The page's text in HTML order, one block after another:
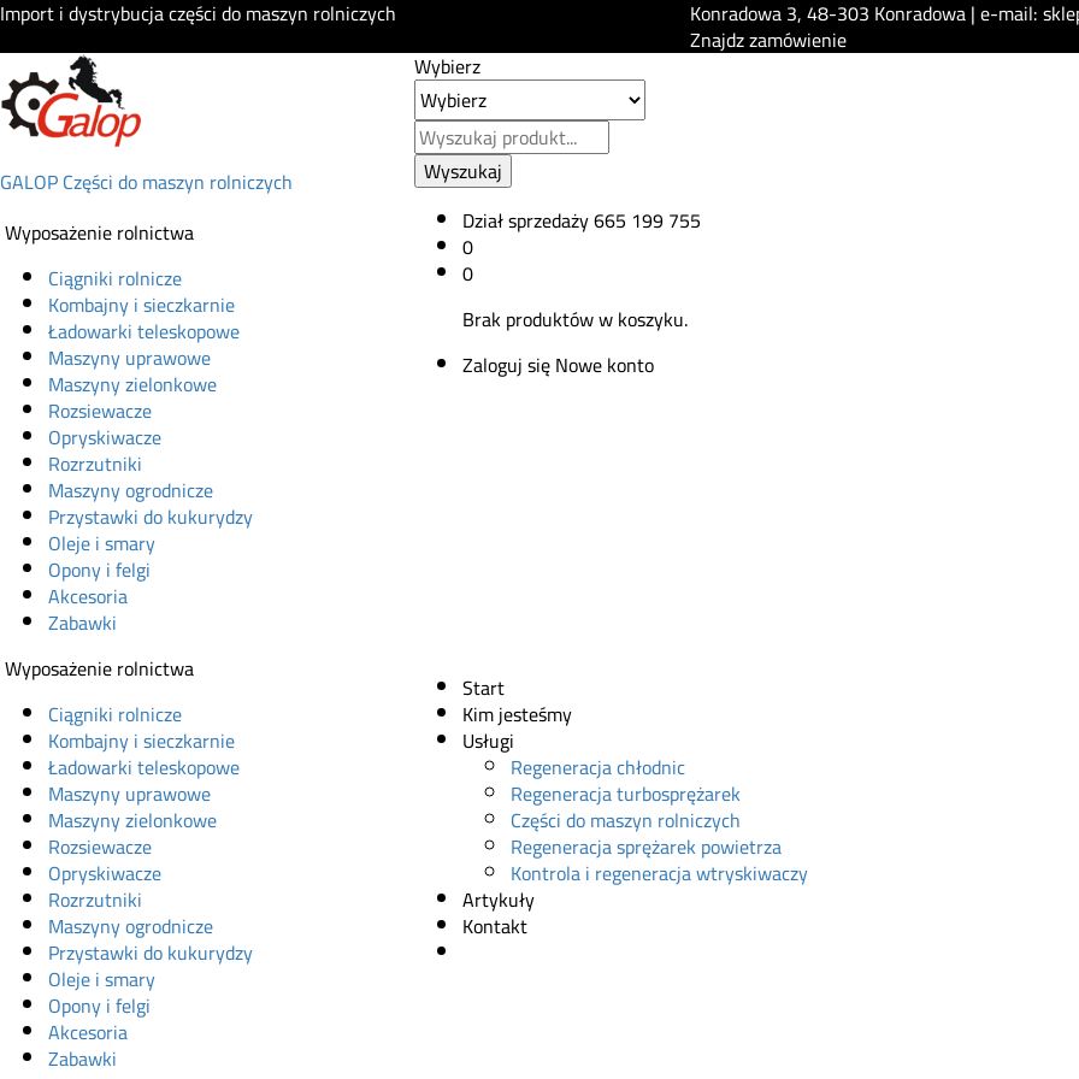
Import i dystrybucja części do maszyn rolniczych Konradowa 3, 48-303 Konradowa | e-mail:
Znajdz zamówienie
GALOP Części do maszyn rolniczych
Wyposażenie rolnictwa
Ciągniki rolnicze
Kombajny i sieczkarnie
Ładowarki teleskopowe
Maszyny uprawowe
Maszyny zielonkowe
Rozsiewacze
Opryskiwacze
Rozrzutniki
Maszyny ogrodnicze
Przystawki do kukurydzy
Oleje i smary
Opony i felgi
Akcesoria
Zabawki
Wybierz
Wyszukaj
Dział sprzedaży665 199 755
0
0
Brak produktów w koszyku.
Zaloguj sięNowe konto
Wyposażenie rolnictwa
Ciągniki rolnicze
Kombajny i sieczkarnie
Ładowarki teleskopowe
Maszyny uprawowe
Maszyny zielonkowe
Rozsiewacze
Opryskiwacze
Rozrzutniki
Maszyny ogrodnicze
Przystawki do kukurydzy
Oleje i smary
Opony i felgi
Akcesoria
Zabawki
Start
Kim jesteśmy
Usługi
Regeneracja chłodnic
Regeneracja turbosprężarek
Części do maszyn rolniczych
Regeneracja sprężarek powietrza
Kontrola i regeneracja wtryskiwaczy
Artykuły
Kontakt